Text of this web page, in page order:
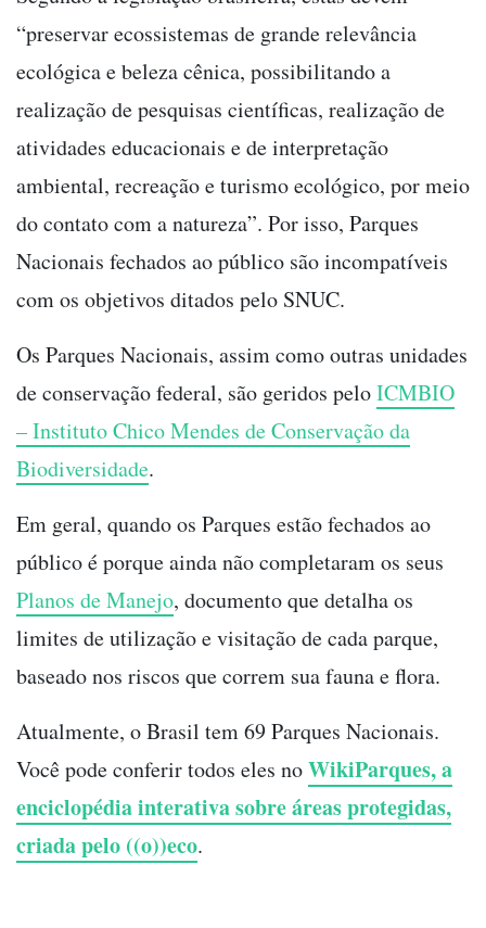
“preservar ecossistemas de grande relevância
ecológica e beleza cênica, possibilitando a
realização de pesquisas científicas, realização de
atividades educacionais e de interpretação
ambiental, recreação e turismo ecológico, por meio
do contato com a natureza”. Por isso, Parques
Nacionais fechados ao público são incompatíveis
com os objetivos ditados pelo SNUC.
Os Parques Nacionais, assim como outras unidades
de conservação federal, são geridos peloICMBIO
– Instituto Chico Mendes de Conservação da
Biodiversidade.
Em geral, quando os Parques estão fechados ao
público é porque ainda não completaram os seus
Planos de Manejo, documento que detalha os
limites de utilização e visitação de cada parque,
baseado nos riscos que correm sua fauna e flora.
Atualmente, o Brasil tem 69 Parques Nacionais.
Você pode conferir todos eles noWikiParques, a
enciclopédia interativa sobre áreas protegidas,
criada pelo ((o))eco.